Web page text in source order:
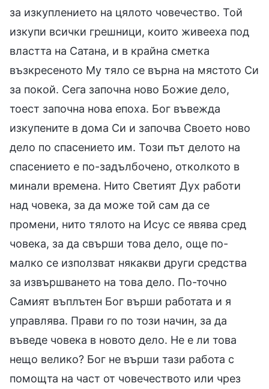
за изкуплението на цялото човечество. Той
изкупи всички грешници, които живееха под
властта на Сатана, и в крайна сметка
възкресеното Му тяло се върна на мястото Си
за покой. Сега започна ново Божие дело,
тоест започна нова епоха. Бог въвежда
изкупените в дома Си и започва Своето ново
дело по спасението им. Този път делото на
спасението е по-задълбочено, отколкото в
минали времена. Нито Светият Дух работи
над човека, за да може той сам да се
промени, нито тялото на Исус се явява сред
човека, за да свърши това дело, още по-
малко се използват някакви други средства
за извършването на това дело. По-точно
Самият въплътен Бог върши работата и я
управлява. Прави го по този начин, за да
въведе човека в новото дело. Не е ли това
нещо велико? Бог не върши тази работа с
помощта на част от човечеството или чрез